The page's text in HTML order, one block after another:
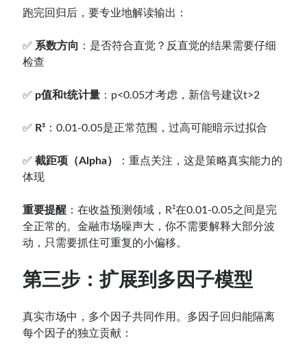
跑完回归后，要专业地解读输出：
✅ 系数方向 ：是否符合直觉？反直觉的结果需要仔细
检查
✅ p值和t统计量 ：p<0.05才考虑，新信号建议t>2
✅ R² ：0.01-0.05是正常范围，过高可能暗示过拟合
✅截距项（Alpha）
：重点关注，这是策略真实能力的
体现
重要提醒 ：在收益预测领域，R²在0.01-0.05之间是完
全正常的。金融市场噪声大，你不需要解释大部分波
动，只需要抓住可重复的小偏移。
第三步：扩展到多因子模型
真实市场中，多个因子共同作用。多因子回归能隔离
每个因子的独立贡献：